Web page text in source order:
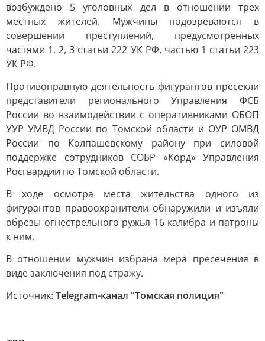
возбуждено 5 уголовных дел в отношении трех
местных жителей. Мужчины подозреваются в
совершении преступлений, предусмотренных
частями 1, 2, 3 статьи 222 УК РФ, частью 1 статьи 223
УК РФ.
Противоправную деятельность фигурантов пресекли
представители регионального Управления ФСБ
России во взаимодействии с оперативниками ОБОП
УУР УМВД России по Томской области и ОУР ОМВД
России по Колпашевскому району при силовой
поддержке сотрудников СОБР «Корд» Управления
Росгвардии по Томской области.
В ходе осмотра места жительства одного из
фигурантов правоохранители обнаружили и изъяли
обрезы огнестрельного ружья 16 калибра и патроны
к ним.
В отношении мужчин избрана мера пресечения в
виде заключения под стражу.
Источник: Telegram-канал "Томская полиция"